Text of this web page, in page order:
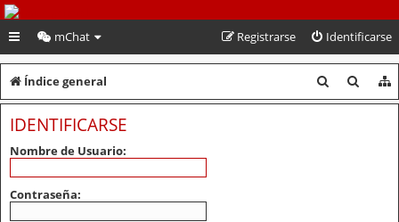
PeruVoley.com
mChat Identificarse
Registrarse
Índice general
u
u
IDENTIFICARSE
Nombre de Usuario:
Contraseña: